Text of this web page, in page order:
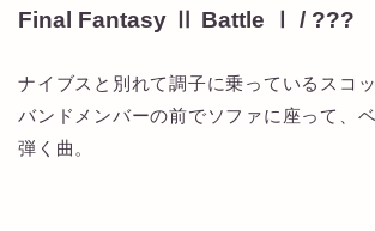
Final Fantasy Ⅱ Battle Ⅰ / ???
ナイブスと別れて調子に乗っているスコッ
バンドメンバーの前でソファに座って、
弾く曲。